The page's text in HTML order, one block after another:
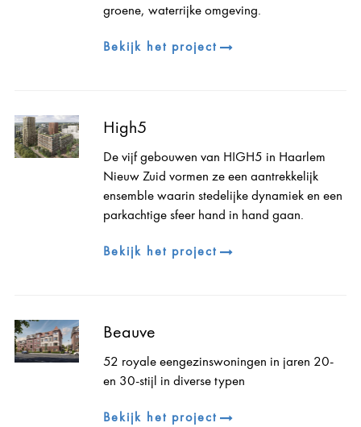
groene, waterrijke omgeving.
Bekijk het project
High5
De vijf gebouwen van HIGH5 in Haarlem
Nieuw Zuid vormen ze een aantrekkelijk
ensemble waarin stedelijke dynamiek en een
parkachtige sfeer hand in hand gaan.
Bekijk het project
Beauve
52 royale eengezinswoningen in jaren 20-
en 30-stijl in diverse typen
Bekijk het project